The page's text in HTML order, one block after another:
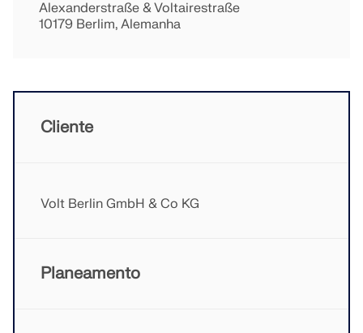
VERIFICAR ZONAS DE CARGA
Alexanderstraße & Voltairestraße
10179 Berlim, Alemanha
Cliente
Volt Berlin GmbH & Co KG
Planeamento